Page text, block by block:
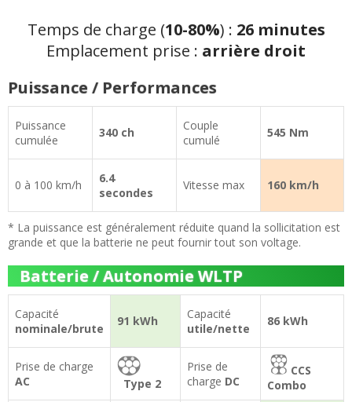
Temps de charge (10-80%) : 26 minutes
Emplacement prise : arrière droit
Puissance / Performances
Puissance
cumulée
340 ch
Couple
cumulé
545 Nm
0 à 100 km/h
6.4
secondes
Vitesse max 160 km/h
* La puissance est généralement réduite quand la sollicitation est
grande et que la batterie ne peut fournir tout son voltage.
Batterie / Autonomie WLTP
Capacité
nominale/brute
91 kWh
Capacité
utile/nette
86 kWh
Prise de charge
AC
Type 2
Prise de
charge DC
CCS
Combo